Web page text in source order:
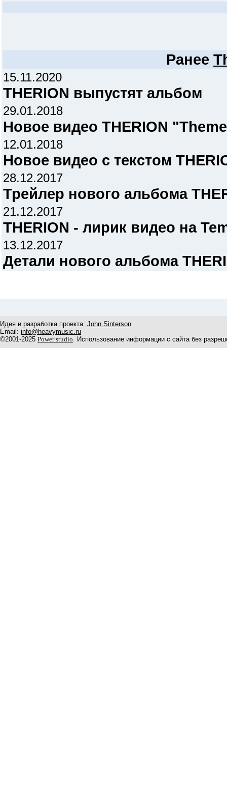
Ранее
15.11.2020
THERION выпустят альбом
29.01.2018
Новое видео THERION
12.01.2018
Новое видео с текстом
28.12.2017
Трейлер нового альбома
21.12.2017
THERION - лирик видео на
13.12.2017
Детали нового альбома
Идея и разработка проекта: John Sinterson
Email: info@heavymusic.ru
©2001-2025 Power studio. Использование информации с сайта без